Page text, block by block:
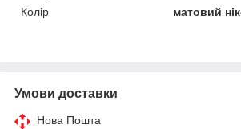
Колір
матовий
Умови доставки
Нова Пошта